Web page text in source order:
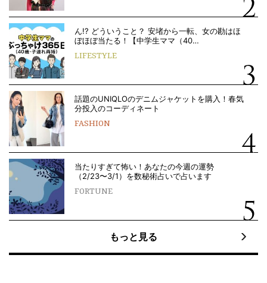
ん!? どういうこと？ 安堵から一転、女の勘はほ
ぼほぼ当たる！【中学生ママ（40…
LIFESTYLE
話題のUNIQLOのデニムジャケットを購入！春気
分投入のコーディネート
FASHION
当たりすぎて怖い！あなたの今週の運勢
（2/23〜3/1）を数秘術占いで占います
FORTUNE
もっと見る